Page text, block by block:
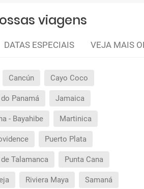
viagens
DATAS ESPECIAIS VEJA MAIS
Cancún Cayo Coco
Panamá Jamaica
- Bayahibe Martinica
Puerto Plata
Talamanca Punta Cana
Riviera Maya Samaná